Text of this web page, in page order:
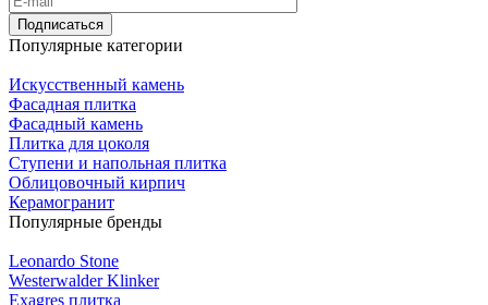
Подписаться
Популярные категории
Искусственный камень
Фасадная плитка
Фасадный камень
Плитка для цоколя
Ступени и напольная плитка
Облицовочный кирпич
Керамогранит
Популярные бренды
Leonardo Stone
Westerwalder Klinker
Exagres плитка